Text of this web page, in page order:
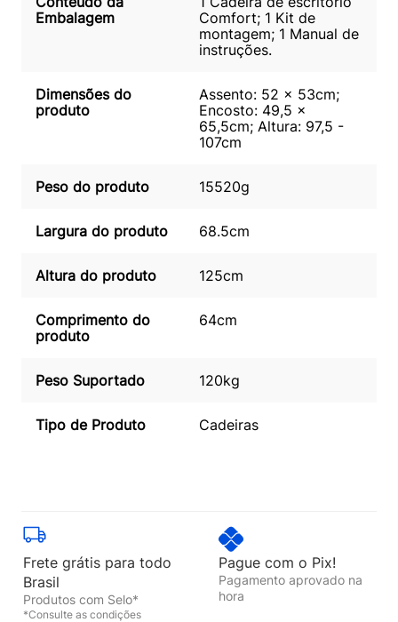
Embalagem
Comfort; 1 Kit de
montagem; 1 Manual de
instruções.
Dimensões do
produto
Assento: 52 x 53cm;
Encosto: 49,5 x
65,5cm; Altura: 97,5 -
107cm
Peso do produto 15520g
Largura do produto 68.5cm
Altura do produto 125cm
Comprimento do
produto
64cm
Peso Suportado 120kg
Tipo de Produto Cadeiras
Frete grátis para todo
Brasil
Produtos com Selo*
*Consulte as condições
Pague com o Pix!
Pagamento aprovado na
hora